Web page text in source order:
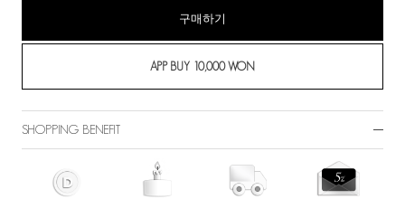
구매하기
SHOPPING BENEFIT